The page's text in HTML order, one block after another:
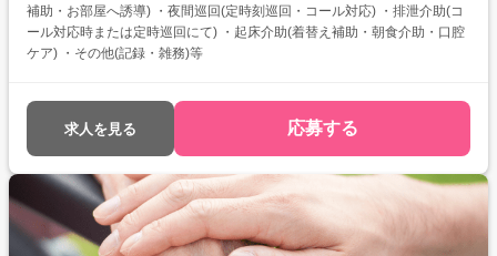
補助・お部屋へ誘導) ・夜間巡回(定時刻巡回・コール対応) ・排泄介助(コ
ール対応時または定時巡回にて) ・起床介助(着替え補助・朝食介助・口腔
ケア) ・その他(記録・雑務)等
求人を見る 応募する